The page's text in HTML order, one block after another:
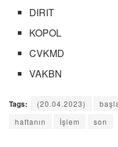
DIRIT
KOPOL
CVKMD
VAKBN
Tags: (20.04.2023)
haftanın
İşlem son